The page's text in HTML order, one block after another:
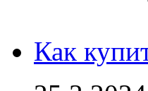
Как